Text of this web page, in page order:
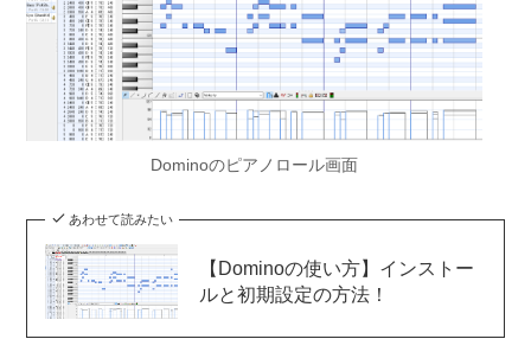
Dominoのピアノロール画面
あわせて読みたい
【Dominoの使い方】インストー
ルと初期設定の方法！